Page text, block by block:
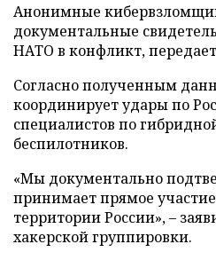
Анонимные
документальные
НАТО в конфликт, передает
Согласно полученным
координирует удары по
специалистов по
беспилотников.
«Мы документально
принимает прямое
территории России», –
хакерской группировки.